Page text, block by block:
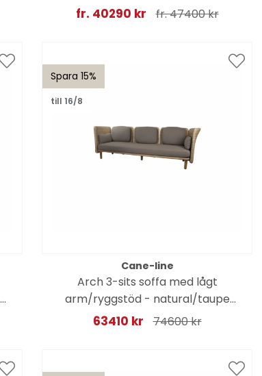
fr. 40290 kr fr. 47400 kr
Spara 15%
till 16/8
Cane-line
Arch 3-sits soffa med lågt
arm/ryggstöd - natural/taupe
dynor
63410 kr 74600 kr